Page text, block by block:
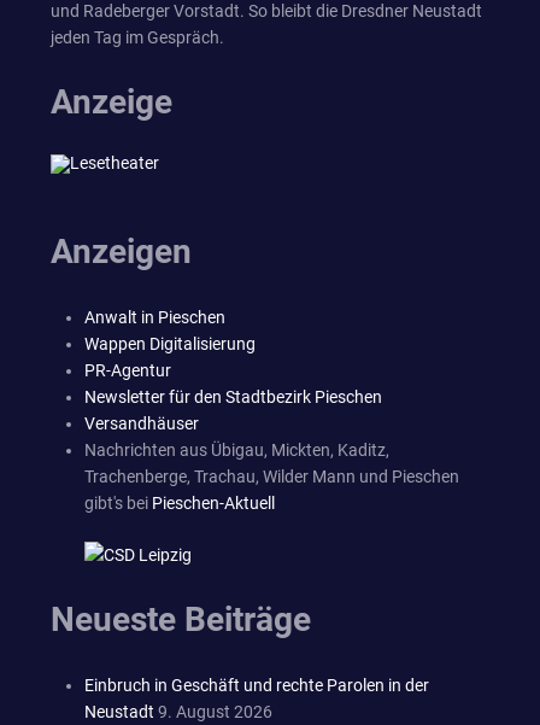
und Radeberger Vorstadt. So bleibt die Dresdner Neustadt
jeden Tag im Gespräch.
Anzeige
Anzeigen
Anwalt in Pieschen
Wappen Digitalisierung
PR-Agentur
Newsletter für den Stadtbezirk Pieschen
Versandhäuser
Nachrichten aus Übigau, Mickten, Kaditz,
Trachenberge, Trachau, Wilder Mann und Pieschen
gibt's bei Pieschen-Aktuell
Neueste Beiträge
Einbruch in Geschäft und rechte Parolen in der
Neustadt 9. August 2026